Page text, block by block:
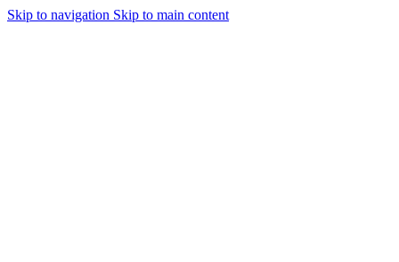
Skip to navigation Skip to main content